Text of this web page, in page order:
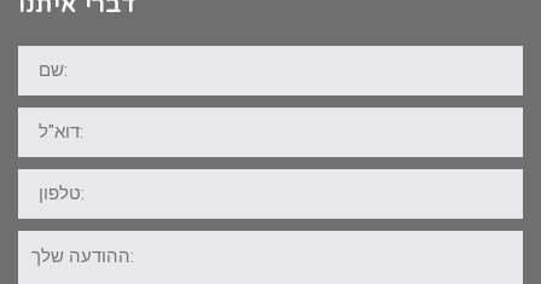
שם:
דוא"ל:
טלפון:
ההודעה
שלך: